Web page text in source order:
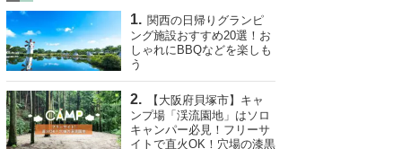
関西の日帰りグランピ
ング施設おすすめ20選！お
しゃれにBBQなどを楽しも
う
【大阪府貝塚市】キャ
ンプ場「渓流園地」はソロ
キャンパー必見！フリーサ
イトで直火OK！穴場の漆黒